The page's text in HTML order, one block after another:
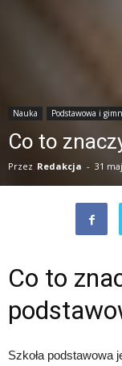
Nauka Podstawowa i
Co to
Przez Redakcja - 31
Co to
Szkoła podstawowa